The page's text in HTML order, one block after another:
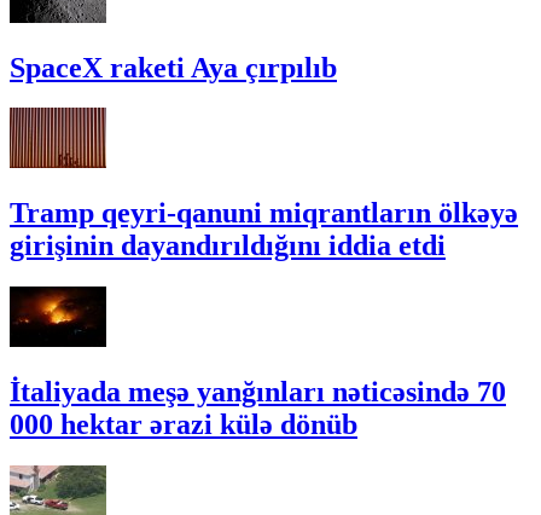
SpaceX raketi Aya çırpılıb
Tramp qeyri-qanuni miqrantların ölkəyə
girişinin dayandırıldığını iddia etdi
İtaliyada meşə yanğınları nəticəsində 70
000 hektar ərazi külə dönüb